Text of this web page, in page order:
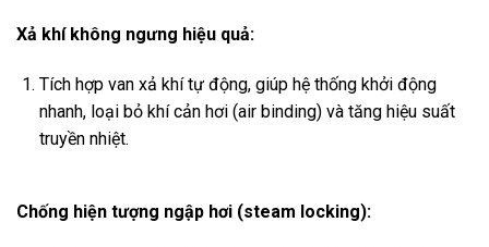
Xả khí không ngưng hiệu quả:
Tích hợp van xả khí tự động, giúp hệ thống khởi động
nhanh, loại bỏ khí cản hơi (air binding) và tăng hiệu suất
truyền nhiệt.
Chống hiện tượng ngập hơi (steam locking):